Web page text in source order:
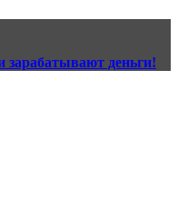
зарабатывают деньги!